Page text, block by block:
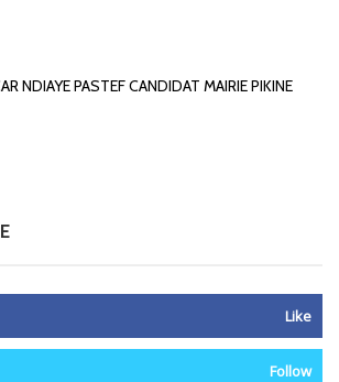
NDIAYE PASTEF CANDIDAT MAIRIE PIKINE
Like
Follow